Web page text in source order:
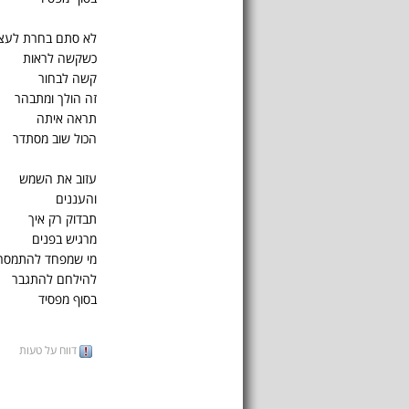
לא סתם בחרת
כשקשה לראות
קשה לבחור
זה הולך ומתבהר
תראה איתה
הכול שוב מסתדר
עזוב את השמש
והעננים
תבדוק רק איך
מרגיש בפנים
מי שמפחד
להילחם להתגבר
בסוף מפסיד
דווח על טעות